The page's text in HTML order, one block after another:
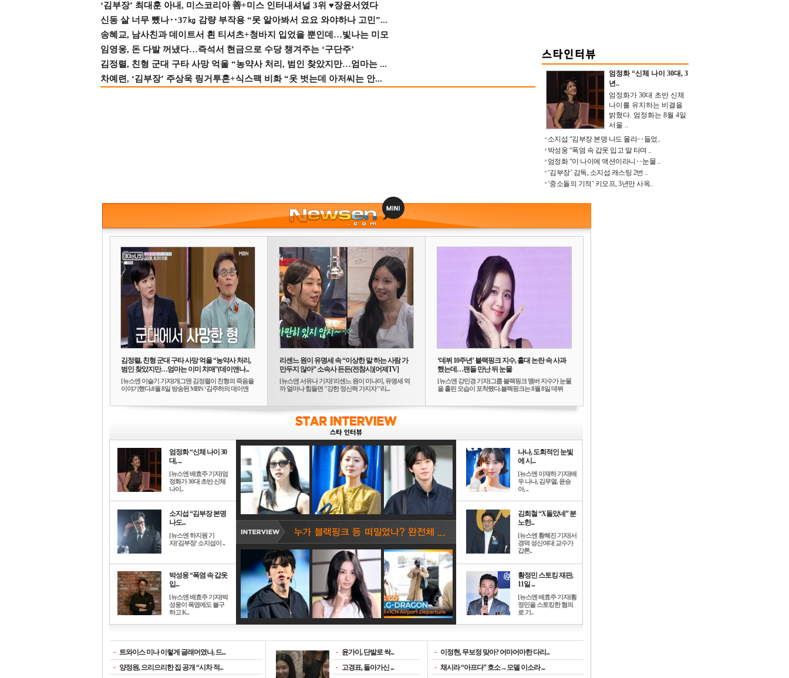
‘김부장’ 최대훈 아내, 미스코리아 善+미스 인터내셔널 3위 ♥장윤서였다
신동 살 너무 뺐나‥37㎏ 감량 부작용 “못 알아봐서 요요 와야하나 고민”...
송혜교, 남사친과 데이트서 흰 티셔츠+청바지 입었을 뿐인데…빛나는 미모
임영웅, 돈 다발 꺼냈다…즉석서 현금으로 수당 챙겨주는 ‘구단주’
김정렬, 친형 군대 구타 사망 억울 “농약사 처리, 범인 찾았지만…엄마는 ...
차예련, ‘김부장’ 주상욱 링거투혼+식스팩 비화 “옷 벗는데 아저씨는 안...
엄정화 “신체 나이 30대, 3
년..
엄정화가 30대 초반 신체
나이를 유지하는 비결을
밝혔다. 엄정화는 8월 4일
서울 ..
소지섭 “김부장 본명 나도 몰라‥들었..
박성웅 “폭염 속 갑옷 입고 말 타며 ..
엄정화 “이 나이에 액션이라니‥눈물 ..
‘김부장’ 감독, 소지섭 캐스팅 2번 ..
‘중소돌의 기적’ 키오프, 3년만 사옥..
김정렬, 친형 군대 구타 사망 억울 “농약사 처리,
범인 찾았지만…엄마는 이미 치매”(데이앤나...
[뉴스엔 이슬기 기자]개그맨 김정렬이 친형의 죽음을
이야기했다.8월 8일 방송된 MBN ‘김주하의 데이앤
리센느 원이 유명세 속 “이상한 말 하는 사람 가
만두지 않아” 소속사 든든(전참시)[어제TV]
[뉴스엔 서유나 기자]'리센느 원이 미나미, 유명세 억
까 얼마나 힘들면 "강한 정신력 가지자"'리...
‘데뷔 10주년’ 블랙핑크 지수, 홀대 논란 속 사과
했는데…팬들 만난 뒤 눈물
[뉴스엔 강민경 기자]그룹 블랙핑크 멤버 지수가 눈물
을 흘린 모습이 포착됐다.블랙핑크는 8월 8일 데뷔
엄정화 “신체 나이 30
대, ...
[뉴스엔 배효주 기자]엄
정화가 30대 초반 신체
나이..
소지섭 “김부장 본명
나도...
[뉴스엔 하지원 기
자]'김부장' 소지섭이 ..
박성웅 “폭염 속 갑옷
입...
[뉴스엔 배효주 기자]박
성웅이 폭염에도 불구
하고 K..
나나, 도회적인 눈빛
에 시...
[뉴스엔 이재하 기자]배
우 나나, 김무열, 윤승
아, ..
김희철 “X돌았네” 분
노한...
[뉴스엔 황혜진 기자]서
경덕 성신여대 교수가
갑론..
황정민 스토킹 재판,
11일 ...
[뉴스엔 배효주 기자]황
정민을 스토킹한 혐의
로 기..
- 트와이스 미나 이렇게 글래머였나, 드...
- 양정원, 으리으리한 집 공개 “시차 적...
- 윤가이, 단발로 싹...
- 고경표, 돌아가신 ...
- 이정현, 무보정 맞아? 어마어마한 다리...
- 채시라 “아프다” 호소→모델 이소라 ...